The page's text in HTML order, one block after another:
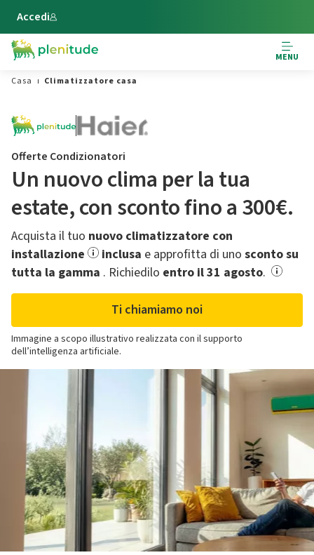
Vai al contenuto principale
Accedi
MENU
Casa
Climatizzatore casa
Offerte Condizionatori
Un nuovo clima per la tua
estate,​ con sconto fino a 300€.
Acquista il tuo nuovo climatizzatore con
installazione
inclusa e approfitta di uno sconto su
tutta la gamma .​ Richiedilo entro il 31 agosto.
Ti chiamiamo noi
Immagine a scopo illustrativo realizzata con il supporto
dell’intelligenza artificiale.